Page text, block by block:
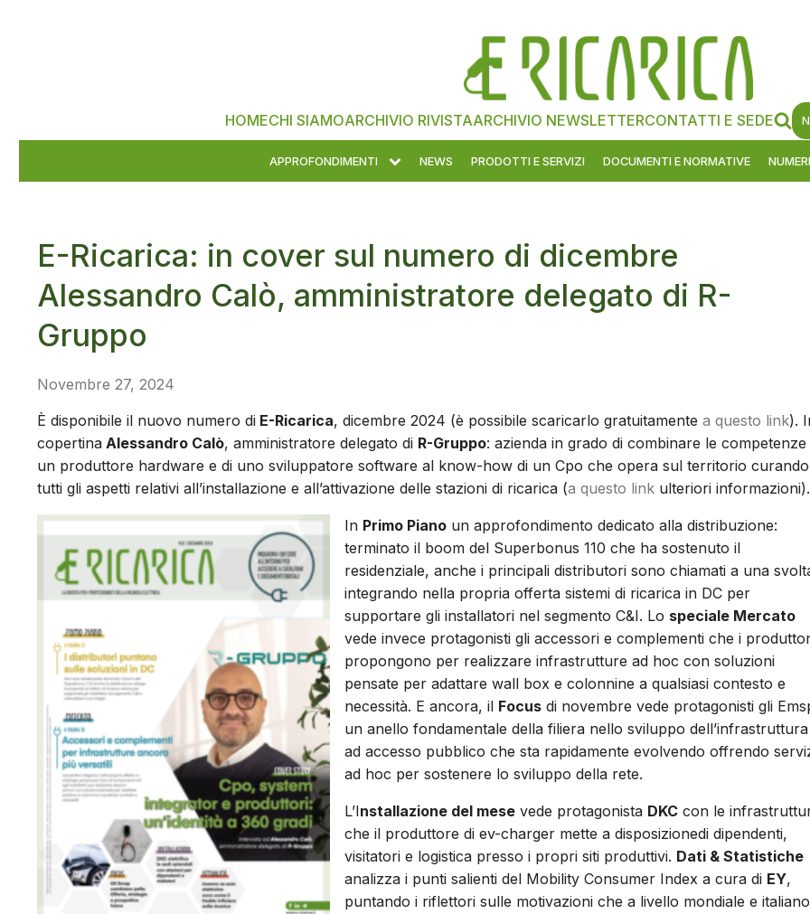
HOMECHI SIAMOARCHIVIO RIVISTAARCHIVIO NEWSLETTERCONTATTI E SEDE
APPROFONDIMENTI NEWS PRODOTTI E SERVIZI DOCUMENTI E NORMATIVE
E-Ricarica: in cover sul numero di dicembre
Alessandro Calò, amministratore delegato di R-
Gruppo
Novembre 27, 2024
È disponibile il nuovo numero di E-Ricarica, dicembre 2024 (è possibile scaricarlo gratuitamente a questo link).
copertina Alessandro Calò, amministratore delegato di R-Gruppo: azienda in grado di combinare le competenze
un produttore hardware e di uno sviluppatore software al know-how di un Cpo che opera sul territorio curando
tutti gli aspetti relativi all’installazione e all’attivazione delle stazioni di ricarica (a questo link ulteriori informazioni).
In Primo Piano un approfondimento dedicato alla distribuzione:
terminato il boom del Superbonus 110 che ha sostenuto il
residenziale, anche i principali distributori sono chiamati a una
integrando nella propria offerta sistemi di ricarica in DC per
supportare gli installatori nel segmento C&I. Lo speciale Mercato
vede invece protagonisti gli accessori e complementi che i
propongono per realizzare infrastrutture ad hoc con soluzioni
pensate per adattare wall box e colonnine a qualsiasi contesto e
necessità. E ancora, il Focus di novembre vede protagonisti gli
un anello fondamentale della filiera nello sviluppo dell’infrastruttura
ad accesso pubblico che sta rapidamente evolvendo offrendo
ad hoc per sostenere lo sviluppo della rete.
L’Installazione del mese vede protagonista DKC con le
che il produttore di ev-charger mette a disposizionedi dipendenti,
visitatori e logistica presso i propri siti produttivi. Dati & Statistiche
analizza i punti salienti del Mobility Consumer Index a cura di EY,
puntando i riflettori sulle motivazioni che a livello mondiale e italiano